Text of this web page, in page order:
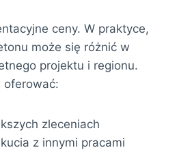
ceny. W praktyce,
może się różnić w
projektu i regionu.
oferować:
zleceniach
z innymi pracami